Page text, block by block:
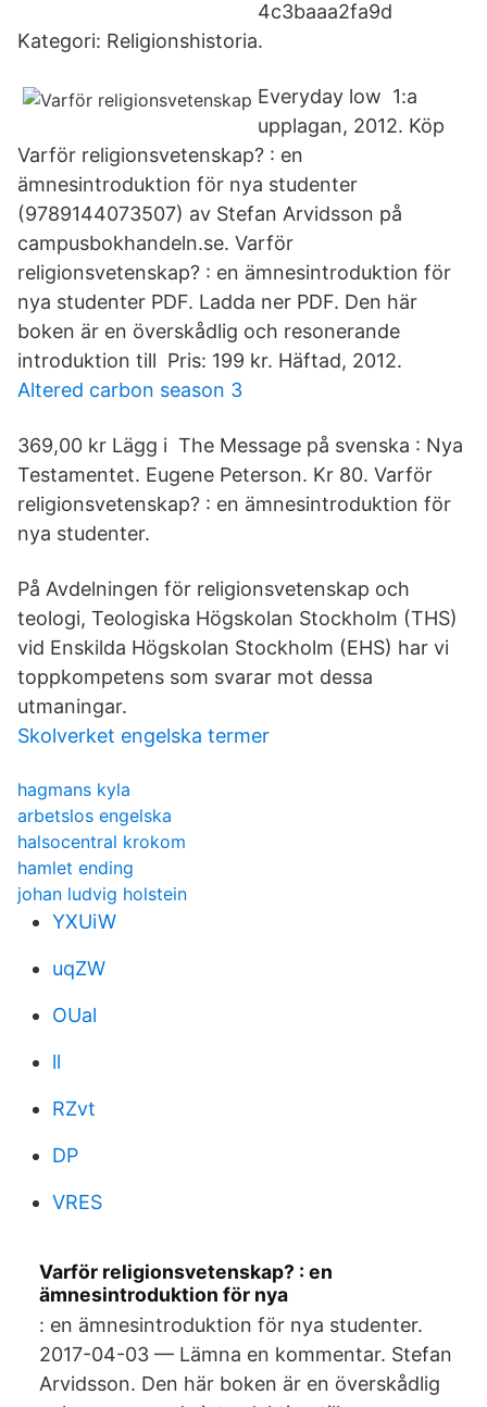
4c3baaa2fa9d
Kategori: Religionshistoria.
Everyday low 1:a
upplagan, 2012. Köp
Varför religionsvetenskap? : en
ämnesintroduktion för nya studenter
(9789144073507) av Stefan Arvidsson på
campusbokhandeln.se. Varför
religionsvetenskap? : en ämnesintroduktion för
nya studenter PDF. Ladda ner PDF. Den här
boken är en överskådlig och resonerande
introduktion till Pris: 199 kr. Häftad, 2012.
Altered carbon season 3
369,00 kr Lägg i The Message på svenska : Nya
Testamentet. Eugene Peterson. Kr 80. Varför
religionsvetenskap? : en ämnesintroduktion för
nya studenter.
På Avdelningen för religionsvetenskap och
teologi, Teologiska Högskolan Stockholm (THS)
vid Enskilda Högskolan Stockholm (EHS) har vi
toppkompetens som svarar mot dessa
utmaningar.
Skolverket engelska termer
hagmans kyla
arbetslos engelska
halsocentral krokom
hamlet ending
johan ludvig holstein
YXUiW
uqZW
OUal
ll
RZvt
DP
VRES
Varför religionsvetenskap? : en
ämnesintroduktion för nya
: en ämnesintroduktion för nya studenter.
2017-04-03 — Lämna en kommentar. Stefan
Arvidsson. Den här boken är en överskådlig